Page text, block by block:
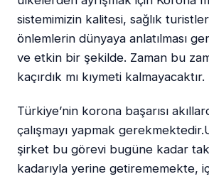
sistemimizin kalitesi, sağlık
önlemlerin dünyaya anlatılması
ve etkin bir şekilde. Zaman bu
kaçırdık mı kıymeti kalmayacaktır.
Türkiye’nin korona başarısı
çalışmayı yapmak
şirket bu görevi bugüne kadar
kadarıyla yerine getirememekte,